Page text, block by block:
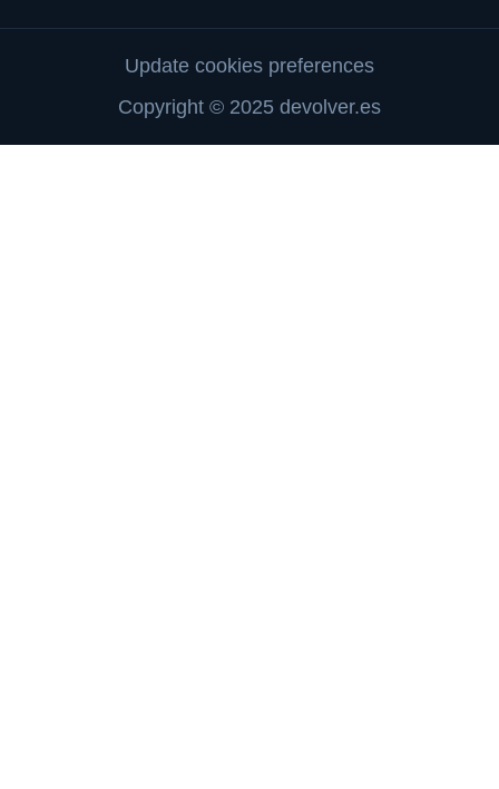
Update cookies preferences
Copyright © 2025 devolver.es